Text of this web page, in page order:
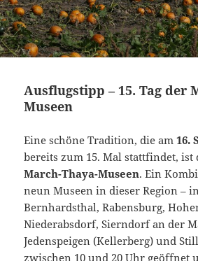
Ausflugstipp – 15. Tag der
Museen
Eine schöne Tradition, die am16.
bereits zum 15. Mal stattfindet, ist
March-Thaya-Museen. Ein
neun Museen in dieser Region –
Bernhardsthal, Rabensburg,
Niederabsdorf, Sierndorf an der
Jedenspeigen (Kellerberg) und
zwischen 10 und 20 Uhr geöffnet